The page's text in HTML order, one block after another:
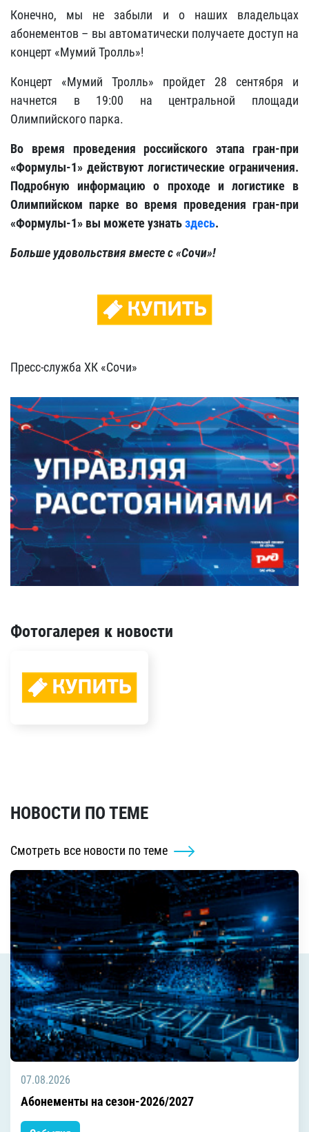
Конечно, мы не забыли и о наших владельцах
абонементов – вы автоматически получаете доступ на
концерт «Мумий Тролль»!
Концерт «Мумий Тролль» пройдет 28 сентября и
начнется в 19:00 на центральной площади
Олимпийского парка.
Во время проведения российского этапа гран-при
«Формулы-1» действуют логистические ограничения.
Подробную информацию о проходе и логистике в
Олимпийском парке во время проведения гран-при
«Формулы-1» вы можете узнатьздесь.
Больше удовольствия вместе с «Сочи»!
Пресс-служба ХК «Сочи»
Фотогалерея к новости
НОВОСТИ ПО ТЕМЕ
Смотреть все новости по теме
07.08.2026
Абонементы на сезон-2026/2027